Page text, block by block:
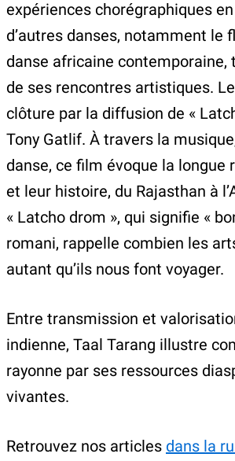
expériences chorégraphiques
d’autres danses, notamment le
danse africaine contemporaine,
de ses rencontres artistiques.
clôture par la diffusion de «
Tony Gatlif. À travers la
danse, ce film évoque la longue
et leur histoire, du Rajasthan à
« Latcho drom », qui signifie «
romani, rappelle combien les
autant qu’ils nous font voyager.
Entre transmission et
indienne, Taal Tarang illustre
rayonne par ses ressources
vivantes.
Retrouvez nos articles dans la